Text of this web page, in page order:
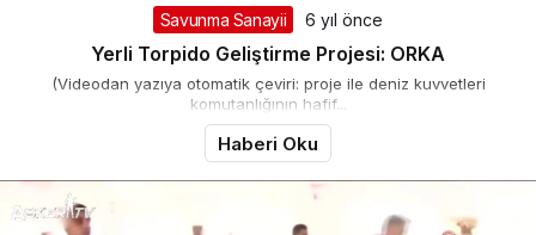
Savunma Sanayii 6 yıl önce
Yerli Torpido Geliştirme Projesi: ORKA
(Videodan yazıya otomatik çeviri: proje ile deniz kuvvetleri
komutanlığının hafif...
Haberi Oku